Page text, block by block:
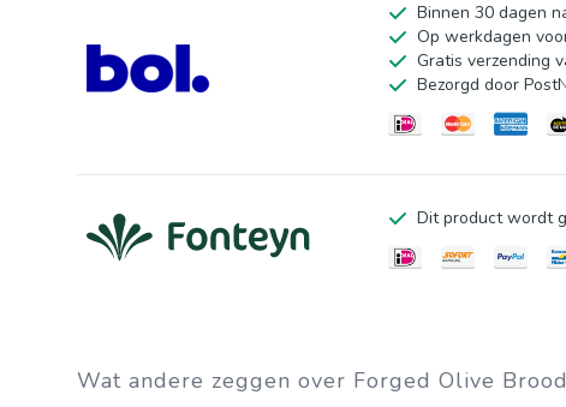
Binnen 30 dagen
Op werkdagen
Gratis verzending
Bezorgd door
Dit product wordt
Wat andere zeggen over Forged Olive